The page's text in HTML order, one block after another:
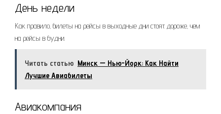
День недели
Как правило‚ билеты на рейсы в выходные дни стоят дороже‚ чем
на рейсы в будни.
Читать статью Минск — Нью-Йорк: Как Найти
Лучшие Авиабилеты
Авиакомпания